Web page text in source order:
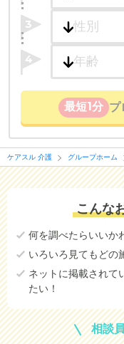
3
4
最短1分 プ
ケアスル 介護 グループホーム
こんな
何を調べたらいいか
いろいろ見てもどの
ネットに掲載されて
たい！
相談